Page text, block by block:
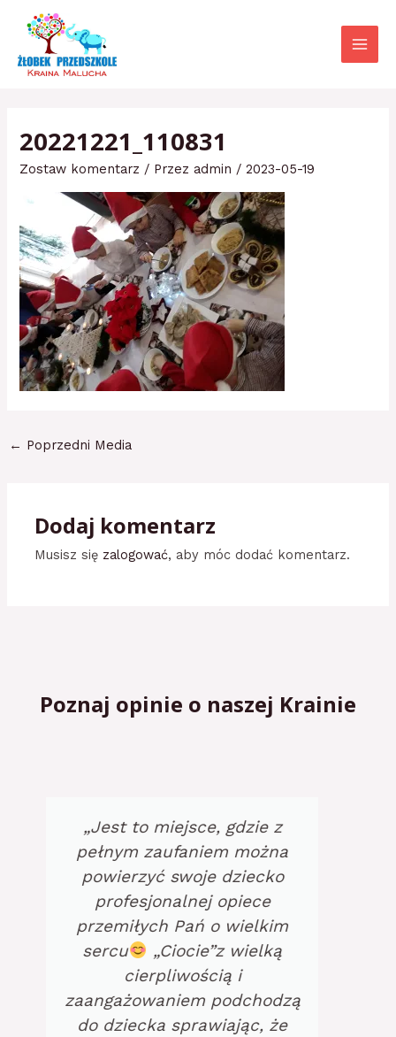
Przejdź
treści
Menu
20221221_110831
Zostaw komentarz / Przez admin /2023-05-19
← Poprzedni Media
Dodaj komentarz
Musisz się zalogować, aby móc dodać komentarz.
Poznaj opinie o naszej Krainie
„Przez rok czasu córka i syn
byli pod opieka przedszkola
i żłobka Kraina Malucha
firmy Interlogos. Urzekła nas
profesjonalna opieka, pełne
ciepła i zaangażowania
praca opiekunek. Dzieci
zawsze wracały
uśmiechnięte, zadowolone i